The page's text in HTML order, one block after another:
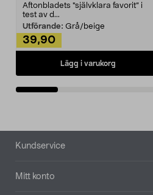
Aftonbladets "självklara favorit” i
test av d...
Utförande: Grå/beige
39,90
Lägg i varukorg
Sidfot
Kundservice
Mitt konto